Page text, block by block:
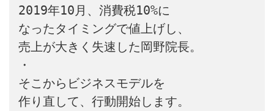
2019年10月、消費税10%に
なったタイミングで値上げし、
売上が大きく失速した岡野院長。
・
そこからビジネスモデルを
作り直して、行動開始します。